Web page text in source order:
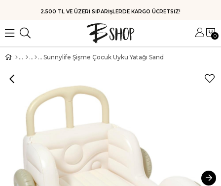
HIZLI KARGO
0
Sunnylife Şişme Çocuk Uyku Yatağı Sand